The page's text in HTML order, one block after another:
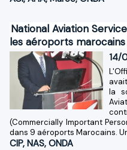
National Aviation
les aéroports marocains
14/
la
(Commercially Important
dans 9 aéroports Marocains.
CIP, NAS, ONDA